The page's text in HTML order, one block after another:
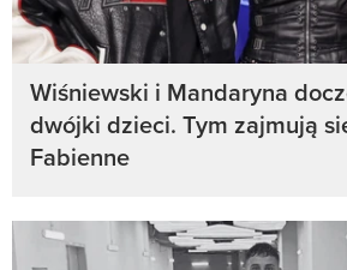
Wiśniewski i Mandaryna
dwójki dzieci. Tym zajmują
Fabienne